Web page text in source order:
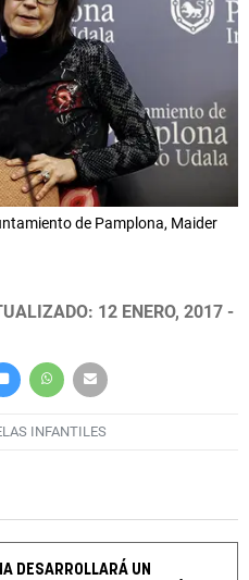
de Pamplona, Maider
12 ENERO, 2017 -
INFANTILES
DESARROLLARÁ UN